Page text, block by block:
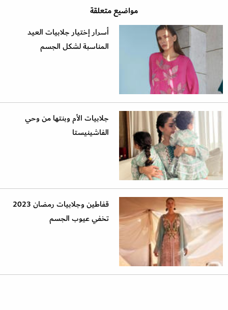
مواضيع متعلقة
أسرار إختيار جلابيات العيد
المناسبة لشكل الجسم
جلابيات الأم وبنتها من وحي
الفاشينيستا
قفاطين وجلابيات رمضان 2023
تخفي عيوب الجسم